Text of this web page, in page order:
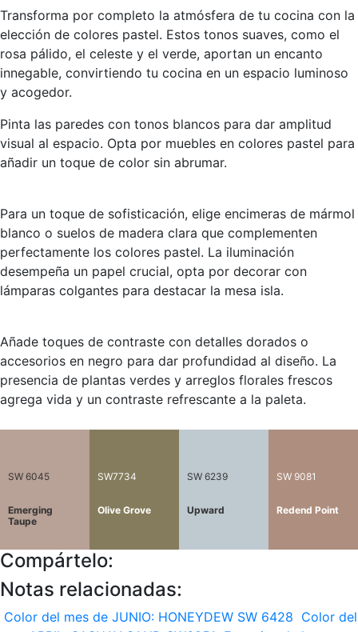
Transforma por completo la atmósfera de tu cocina con la
elección de colores pastel. Estos tonos suaves, como el
rosa pálido, el celeste y el verde, aportan un encanto
innegable, convirtiendo tu cocina en un espacio luminoso
y acogedor.
Pinta las paredes con tonos blancos para dar amplitud
visual al espacio. Opta por muebles en colores pastel para
añadir un toque de color sin abrumar.
Para un toque de sofisticación, elige encimeras de mármol
blanco o suelos de madera clara que complementen
perfectamente los colores pastel. La iluminación
desempeña un papel crucial, opta por decorar con
lámparas colgantes para destacar la mesa isla.
Añade toques de contraste con detalles dorados o
accesorios en negro para dar profundidad al diseño. La
presencia de plantas verdes y arreglos florales frescos
agrega vida y un contraste refrescante a la paleta.
SW 6045
Emerging
Taupe
SW7734
Olive Grove
SW 6239
Upward
SW 9081
Redend Point
Compártelo:
Notas relacionadas:
Color del mes de JUNIO: HONEYDEW SW 6428 Color del